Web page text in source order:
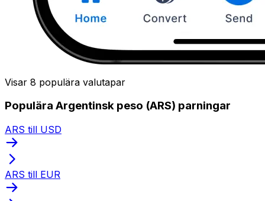
Visar 8 populära valutapar
Populära Argentinsk peso (ARS) parningar
ARS till USD
ARS till EUR